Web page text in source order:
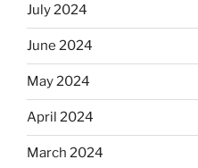
July 2024
June 2024
May 2024
April 2024
March 2024